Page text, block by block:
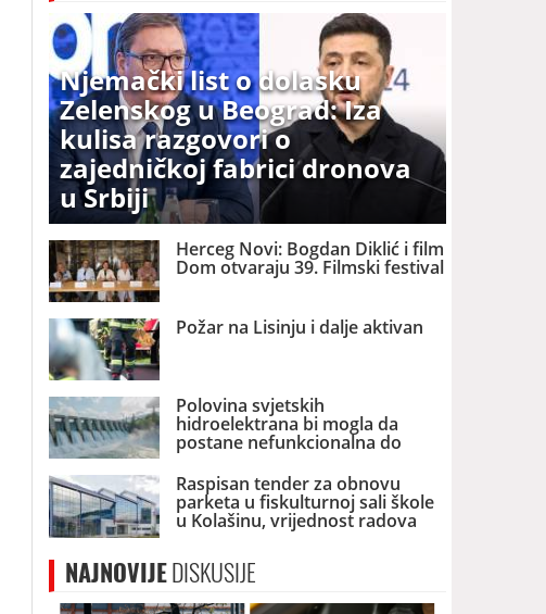
Njemački list o dolasku
Zelenskog u Beograd: Iza
kulisa razgovori o
zajedničkoj fabrici dronova
u Srbiji
Herceg Novi: Bogdan Diklić i film
Dom otvaraju 39. Filmski festival
Požar na Lisinju i dalje aktivan
Polovina svjetskih
hidroelektrana bi mogla da
postane nefunkcionalna do
2060. godine
Raspisan tender za obnovu
parketa u fiskulturnoj sali škole
u Kolašinu, vrijednost radova
skoro 40.000 eura
NAJNOVIJEDISKUSIJE